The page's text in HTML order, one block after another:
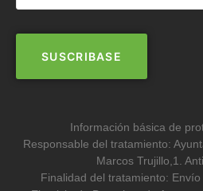
Información básica de
Responsable del tratamiento:
Marcos Trujillo,1.
Finalidad del tratamiento: